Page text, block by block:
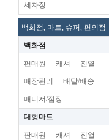
세차장
백화점, 마트, 슈퍼, 편의점
백화점
편매원 캐셔 진열
매장관리 배달/배송
매니저/점장
대형마트
판매원 캐셔 진열